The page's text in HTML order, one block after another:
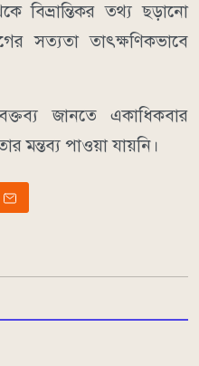
বিভ্রান্তিকর তথ্য ছড়ানো
সত্যতা তাৎক্ষণিকভাবে
জানতে একাধিকবার
মন্তব্য পাওয়া যায়নি।